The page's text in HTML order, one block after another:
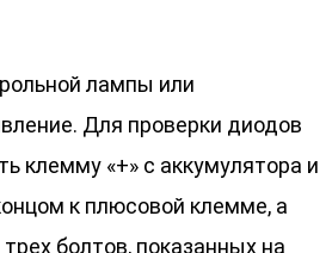
лампы или
Для проверки диодов
клемму «+» с аккумулятора и
к плюсовой клемме, а
болтов, показанных на